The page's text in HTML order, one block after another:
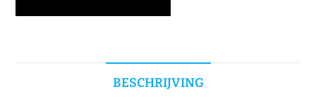
BESCHRIJVING